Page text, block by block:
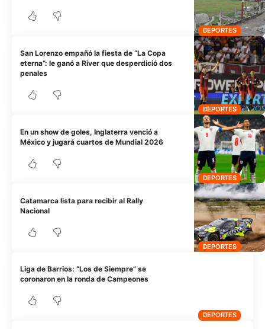
DEPORTES
DEPORTES
San Lorenzo empañó la fiesta de “La Copa
eterna”: le ganó a River que desperdició dos
penales
DEPORTES
En un show de goles, Inglaterra venció a
México y jugará cuartos de Mundial 2026
DEPORTES
Catamarca lista para recibir al Rally
Nacional
DEPORTES
Liga de Barrios: “Los de Siempre” se
coronaron en la ronda de Campeones